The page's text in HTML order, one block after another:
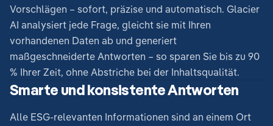
Vorschlägen – sofort, präzise und automatisch. Glacier
AI analysiert jede Frage, gleicht sie mit Ihren
vorhandenen Daten ab und generiert
maßgeschneiderte Antworten – so sparen Sie bis zu 90
% Ihrer Zeit, ohne Abstriche bei der Inhaltsqualität.
Smarte und konsistente Antworten
Alle ESG-relevanten Informationen sind an einem Ort